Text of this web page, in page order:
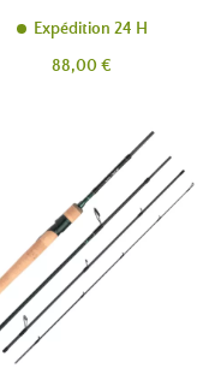
Expédition 24 H
Prix
88,00 €